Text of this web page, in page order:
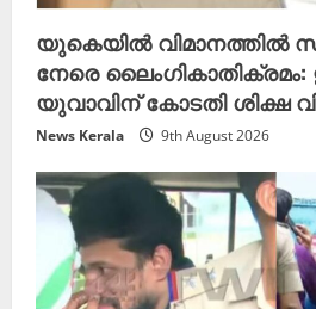
യുകെയിൽ വിമാനത്തിൽ
നേരെ
യുവാവിന് കോടതി ശിക്ഷ
News Kerala 9th August 2026